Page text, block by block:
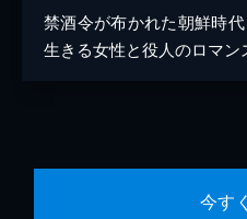
禁酒令が布かれた朝鮮時
生きる女性と役人のロマン
今す